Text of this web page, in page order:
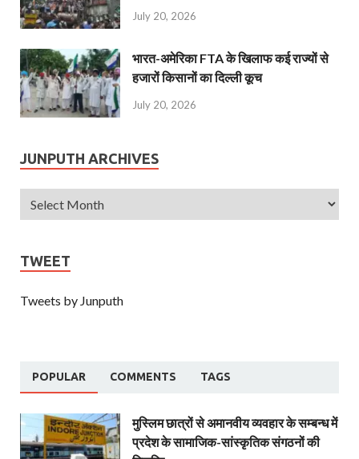
July 20, 2026
भारत-अमेरिका FTA के खिलाफ कई राज्यों से
हजारों किसानों का दिल्ली कूच
July 20, 2026
JUNPUTH ARCHIVES
TWEET
Tweets by Junputh
POPULAR COMMENTS TAGS
मुस्लिम छात्रों से अमानवीय व्यवहार के सम्बन्ध में
प्रदेश के सामाजिक-सांस्कृतिक संगठनों की